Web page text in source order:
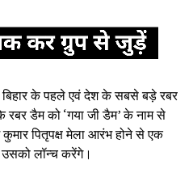
बिहार के पहले एवं देश के सबसे बड़े रबर
रबर डैम को ‘गया जी डैम’ के नाम से
कुमार पितृपक्ष मेला आरंभ होने से एक
लॉन्च करेंगे।